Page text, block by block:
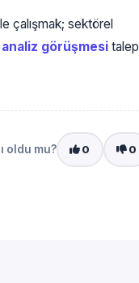
çalışmak; sektörel
görüşmesi talep
oldu mu? 0 0